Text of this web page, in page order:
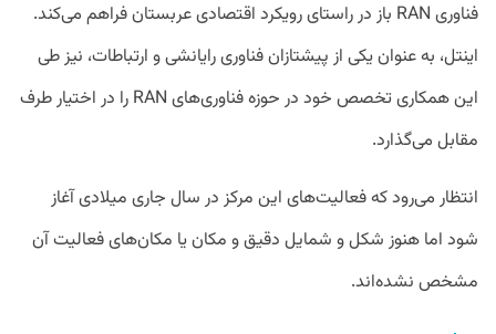
فناوری RAN باز در راستای رویکرد اقتصادی عربستان فراهم می‌کند.
اینتل، به عنوان یکی از پیشتازان فناوری رایانشی و ارتباطات، نیز طی
این همکاری تخصص خود در حوزه فناوری‌های RAN را در اختیار طرف
مقابل می‌گذارد.
انتظار می‌رود که فعالیت‌های این مرکز در سال جاری میلادی آغاز
شود اما هنوز شکل و شمایل دقیق و مکان یا مکان‌های فعالیت آن
مشخص نشده‌اند.